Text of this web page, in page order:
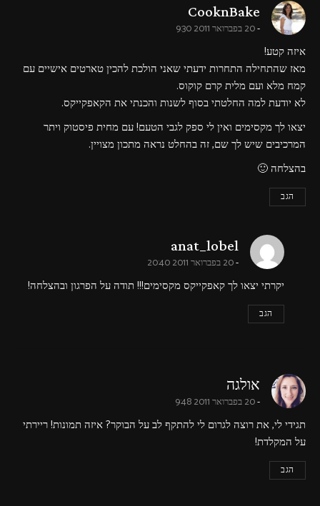
CooknBake
20 בפברואר 2011 9:30
איזה קטע!
מאז שהתחילה התחרות ידעתי שאני הולכת להכין טארטים אישיים עם
קמח מלא ועם מלית קרם קוקוס.
לא יודעת למה החלטתי בסוף לשנות והכנתי את הקאפקייקס.
יצאו לך מקסימים ואין לי ספק לגבי הטעם! עם מחית פיסטוק ויתר
המרכיבים שיש לך שם, זה בהחלט נראה מתכון מצויין.
בהצלחה 🙂
הגב
anat_lobel
20 בפברואר 2011 20:40
יקרתי יצאו לך קאפקייקס מקסימים!!! תודה על הפרגון ובהצלחה!
הגב
אולגה
20 בפברואר 2011 9:48
תגידי לי, את רוצה לגרום לי להתקף לב על הבוקר? איזה תמונות! ריירתי
על המקלדת!
הגב